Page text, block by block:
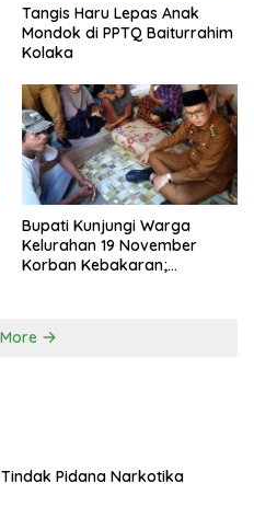
Tangis Haru Lepas Anak
Mondok di PPTQ Baiturrahim
Kolaka
Bupati Kunjungi Warga
Kelurahan 19 November
Korban Kebakaran;
Pidana Narkotika